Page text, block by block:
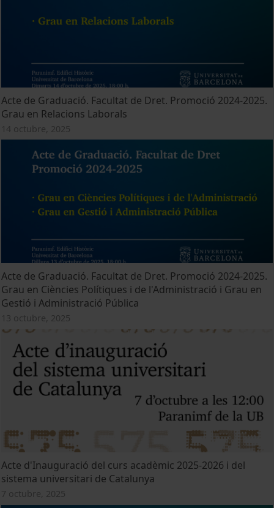
Acte de Graduació. Facultat de Dret. Promoció 2024-2025.
Grau en Relacions Laborals
14 octubre, 2025
Acte de Graduació. Facultat de Dret. Promoció 2024-2025.
Grau en Ciències Polítiques i de l'Administració i Grau en
Gestió i Administració Pública
13 octubre, 2025
Acte d'Inauguració del curs acadèmic 2025-2026 i del
sistema universitari de Catalunya
7 octubre, 2025